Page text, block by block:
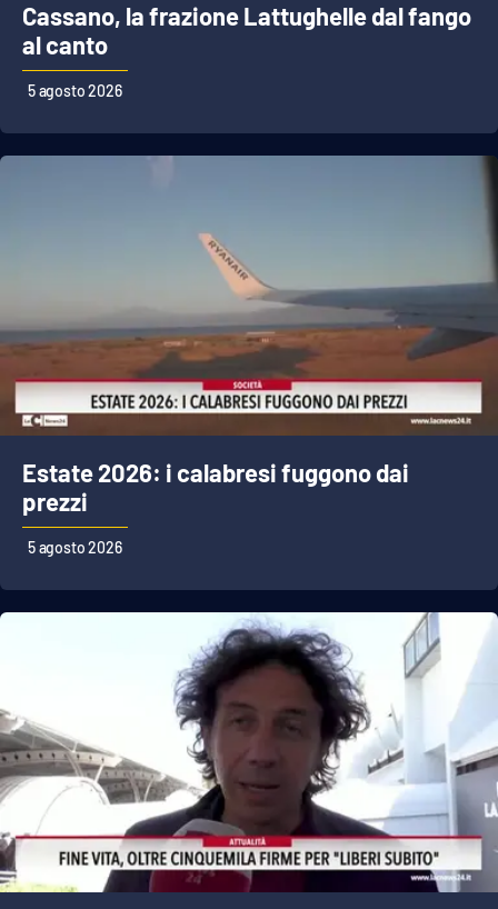
Cassano, la frazione Lattughelle dal fango
al canto
5 agosto 2026
Estate 2026: i calabresi fuggono dai
prezzi
5 agosto 2026